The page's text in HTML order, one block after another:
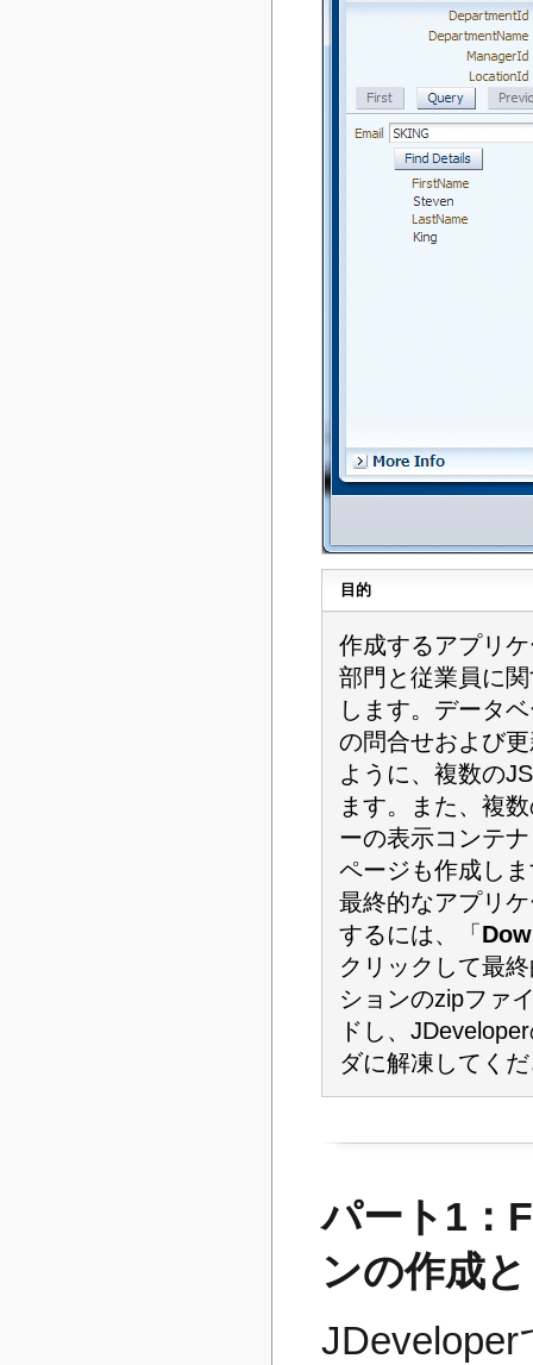
目的
作成するアプリ
部門と従業員に
します。データ
の問合せおよび
ように、複数の
ます。また、複
ーの表示コンテ
ページも作成し
最終的なアプリ
するには、「
クリックして最
ションのzipファ
ドし、
ダに解凍してく
パート1：
ンの作成